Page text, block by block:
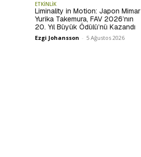
ETKİNLİK
Liminality in Motion: Japon Mimar
Yurika Takemura, FAV 2026’nın
20. Yıl Büyük Ödülü’nü Kazandı
Ezgi Johansson - 5 Ağustos 2026